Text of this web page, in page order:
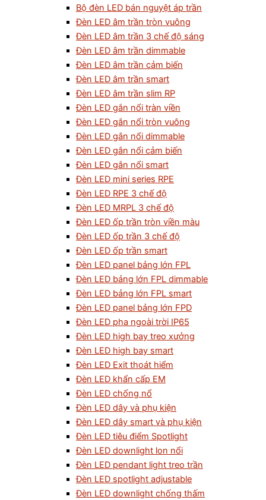
Bộ đèn LED bán nguyệt áp trần
Đèn LED âm trần tròn vuông
Đèn LED âm trần 3 chế độ sáng
Đèn LED âm trần dimmable
Đèn LED âm trần cảm biến
Đèn LED âm trần smart
Đèn LED âm trần slim RP
Đèn LED gắn nổi tràn viền
Đèn LED gắn nổi tròn vuông
Đèn LED gắn nổi dimmable
Đèn LED gắn nổi cảm biến
Đèn LED gắn nổi smart
Đèn LED mini series RPE
Đèn LED RPE 3 chế độ
Đèn LED MRPL 3 chế độ
Đèn LED ốp trần tròn viền màu
Đèn LED ốp trần 3 chế độ
Đèn LED ốp trần smart
Đèn LED panel bảng lớn FPL
Đèn LED bảng lớn FPL dimmable
Đèn LED bảng lớn FPL smart
Đèn LED panel bảng lớn FPD
Đèn LED pha ngoài trời IP65
Đèn LED high bay treo xưởng
Đèn LED high bay smart
Đèn LED Exit thoát hiểm
Đèn LED khẩn cấp EM
Đèn LED chống nổ
Đèn LED dây và phụ kiện
Đèn LED dây smart và phụ kiện
Đèn LED tiêu điểm Spotlight
Đèn LED downlight lon nổi
Đèn LED pendant light treo trần
Đèn LED spotlight adjustable
Đèn LED downlight chống thấm